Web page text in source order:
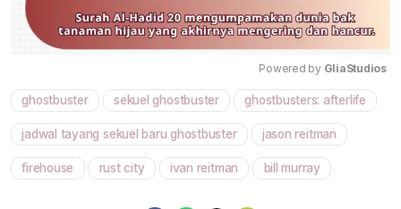
Mute
Powered by GliaStudios
ghostbuster sekuel ghostbuster ghostbusters: afterlife
jadwal tayang sekuel baru ghostbuster jason reitman
firehouse rust city ivan reitman bill murray